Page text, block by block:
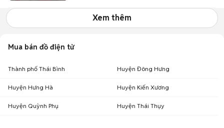
Xem thêm
Mua bán đồ điện tử
Thành phố Thái Bình Huyện Đông Hưng
Huyện Hưng Hà Huyện Kiến Xương
Huyện Quỳnh Phụ Huyện Thái Thụy